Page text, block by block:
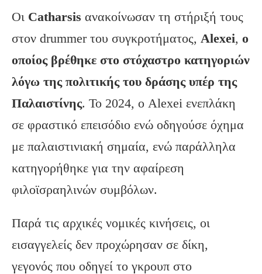
Οι Catharsis ανακοίνωσαν τη στήριξή τους
στον drummer του συγκροτήματος, Alexei, ο
οποίος βρέθηκε στο στόχαστρο κατηγοριών
λόγω της πολιτικής του δράσης υπέρ της
Παλαιστίνης. Το 2024, ο Alexei ενεπλάκη
σε φραστικό επεισόδιο ενώ οδηγούσε όχημα
με παλαιστινιακή σημαία, ενώ παράλληλα
κατηγορήθηκε για την αφαίρεση
φιλοϊσραηλινών συμβόλων.
Παρά τις αρχικές νομικές κινήσεις, οι
εισαγγελείς δεν προχώρησαν σε δίκη,
γεγονός που οδηγεί το γκρουπ στο